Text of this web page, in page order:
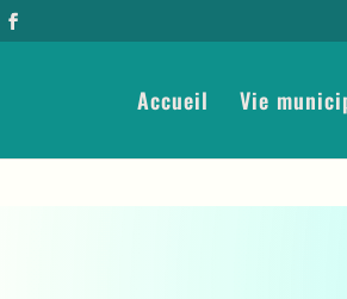
Accueil Vie